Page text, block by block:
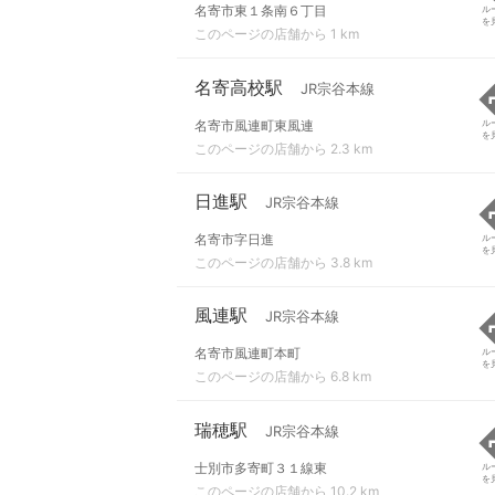
名寄市東１条南６丁目
このページの店舗から 1 km
ル
を
名寄高校駅 JR宗谷本線
名寄市風連町東風連
このページの店舗から 2.3 km
ル
を
日進駅 JR宗谷本線
名寄市字日進
このページの店舗から 3.8 km
ル
を
風連駅 JR宗谷本線
名寄市風連町本町
このページの店舗から 6.8 km
ル
を
瑞穂駅 JR宗谷本線
士別市多寄町３１線東
このページの店舗から 10.2 km
ル
を